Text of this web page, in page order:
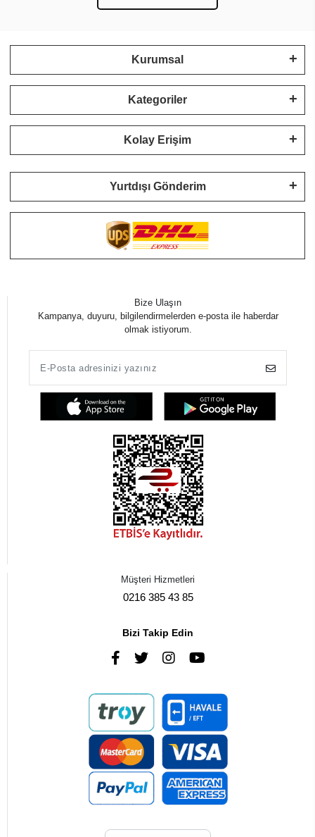
Kurumsal
Kategoriler
Kolay Erişim
Yurtdışı Gönderim
Bize Ulaşın
Kampanya, duyuru, bilgilendirmelerden e-posta ile haberdar
olmak istiyorum.
Müşteri Hizmetleri
0216 385 43 85
Bizi Takip Edin